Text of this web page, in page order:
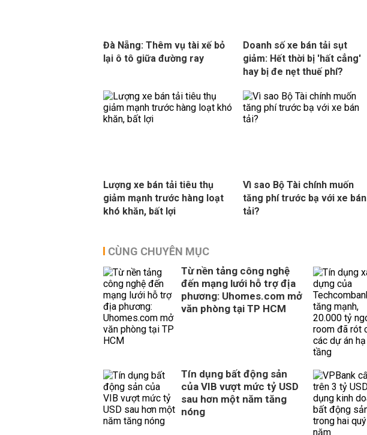
Đà Nẵng: Thêm vụ tài xế bỏ
lại ô tô giữa đường ray
Doanh số xe bán tải sụt
giảm: Hết thời bị 'hất cẳng'
hay bị đe nẹt thuế phí?
Lượng xe bán tải tiêu thụ
giảm mạnh trước hàng loạt
khó khăn, bất lợi
Vì sao Bộ Tài chính muốn
tăng phí trước bạ với xe bán
tải?
CÙNG CHUYÊN MỤC
Từ nền tảng công nghệ
đến mạng lưới hỗ trợ địa
phương: Uhomes.com mở
văn phòng tại TP HCM
Tín dụng bất động sản
của VIB vượt mức tỷ USD
sau hơn một năm tăng
nóng